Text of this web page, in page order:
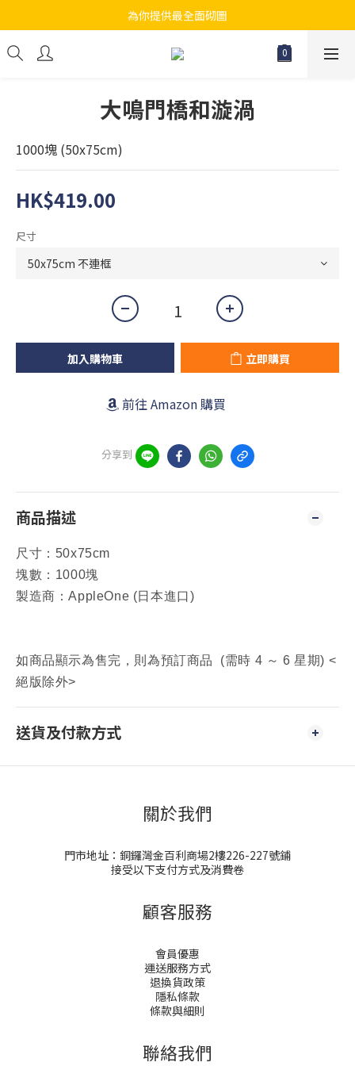
江帆天楊砌圖
為你提供最全面砌圖
無論大人小朋友都會搵到佢哋最鐘意既砌圖
大鳴門橋和漩渦
1000塊 (50x75cm)
HK$419.00
尺寸
加入購物車 立即購買
前往 Amazon 購買
分享到
商品描述
尺寸： 50x75cm
塊數：1000塊
製造商：AppleOne (日本進口)
如商品顯示為售完，則為預訂商品 (需時 4 ～ 6 星期) <
絕版除外>
送貨及付款方式
關於我們
門市地址：銅鑼灣金百利商場2樓226-227號鋪
接受以下支付方式及消費卷
顧客服務
會員優惠
運送服務方式
退換貨政策
隱私條款
條款與細則
聯絡我們